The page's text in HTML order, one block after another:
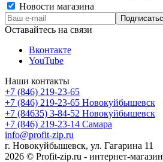
Новости магазина
Оставайтесь на связи
Вконтакте
YouTube
Наши контакты
+7 (846) 219-23-65
+7 (846) 219-23-65 Новокуйбышевск
+7 (84635) 3-84-52 Новокуйбышевск
+7 (846) 219-23-14 Самара
info@profit-zip.ru
г. Новокуйбышевск, ул. Гагарина 11
2026 © Profit-zip.ru - интернет-магазин